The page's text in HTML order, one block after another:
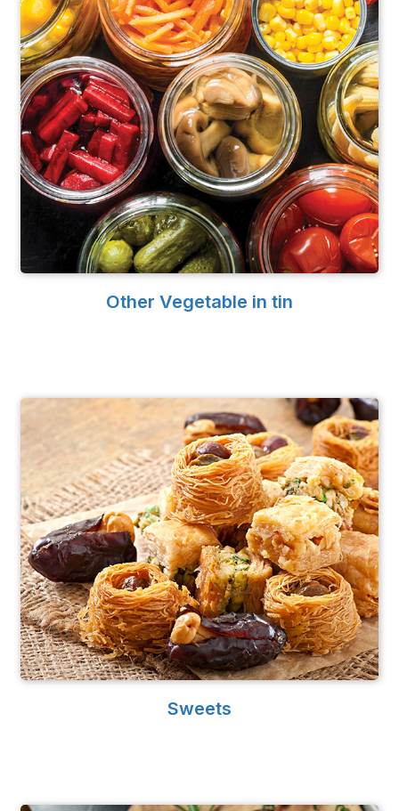
Other Vegetable in tin
Sweets